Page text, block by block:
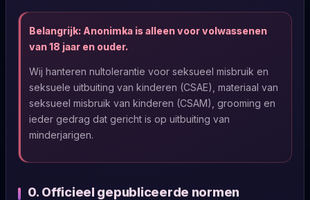
Belangrijk: Anonimka is alleen voor volwassenen
van 18 jaar en ouder.
Wij hanteren nultolerantie voor seksueel misbruik en
seksuele uitbuiting van kinderen (CSAE), materiaal van
seksueel misbruik van kinderen (CSAM), grooming en
ieder gedrag dat gericht is op uitbuiting van
minderjarigen.
0. Officieel gepubliceerde normen